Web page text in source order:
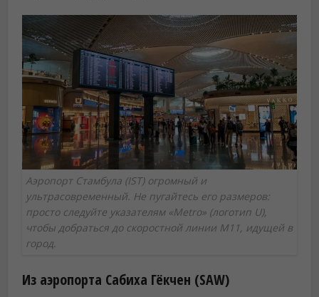
Аэропорт Стамбула (IST) огромный и
ультрасовременный. Не пугайтесь его размеров:
просто следуйте указателям «Metro» (логотип U),
чтобы добраться до скоростной линии M11, идущей в
город.
Из аэропорта Сабиха Гёкчен (SAW)